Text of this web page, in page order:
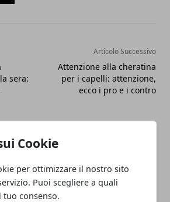
Cookie
per ottimizzare il nostro sito
Puoi scegliere a quali
consenso.
sera:
Articolo Successivo
Attenzione alla cheratina
per i capelli: attenzione,
ecco i pro e i contro
Redazione